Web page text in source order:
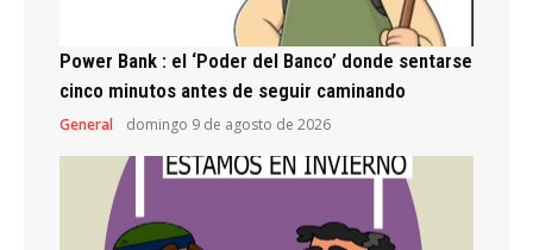
Power Bank : el ‘Poder del Banco’ donde sentarse
cinco minutos antes de seguir caminando
General domingo 9 de agosto de 2026